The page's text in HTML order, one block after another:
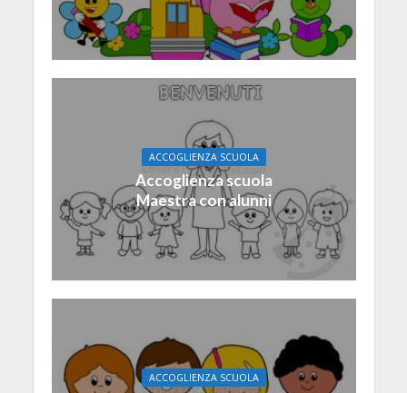
ACCOGLIENZA SCUOLA
Accoglienza scuola
Maestra con alunni
ACCOGLIENZA SCUOLA